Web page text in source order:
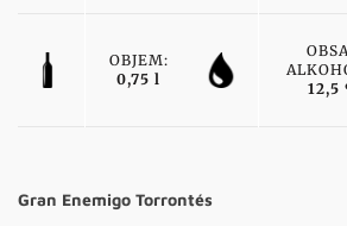
OBJEM:
0,75 l
12,5
Gran Enemigo Torrontés